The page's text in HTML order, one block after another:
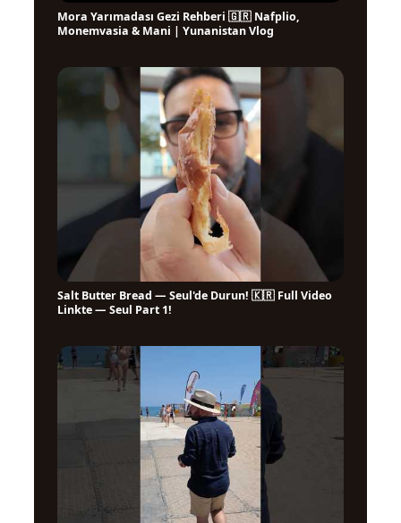
▶
Mora Yarımadası Gezi Rehberi 🇬🇷 Nafplio,
Monemvasia & Mani | Yunanistan Vlog
▶
Salt Butter Bread — Seul'de Durun! 🇰🇷 Full Video
Linkte — Seul Part 1!